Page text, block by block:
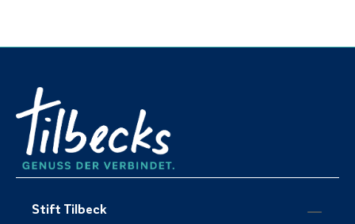
Stift Tilbeck